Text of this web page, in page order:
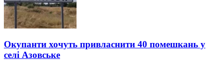
Окупанти хочуть привласнити 40 помешкань у
селі Азовське